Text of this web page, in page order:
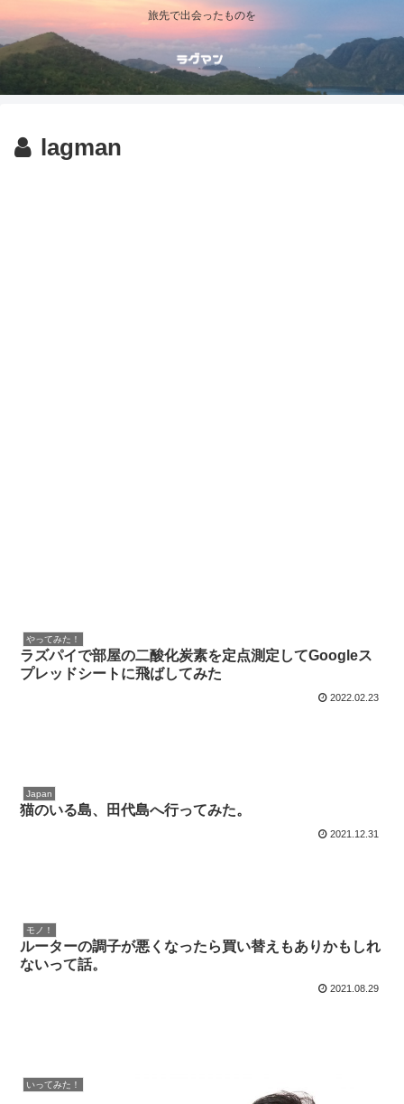
旅先で出会ったものを
lagman
やってみた！
ラズパイで部屋の二酸化炭素を定点測定してGoogleス
プレッドシートに飛ばしてみた
2022.02.23
Japan
猫のいる島、田代島へ行ってみた。
2021.12.31
モノ！
ルーターの調子が悪くなったら買い替えもありかもしれ
ないって話。
2021.08.29
いってみた！